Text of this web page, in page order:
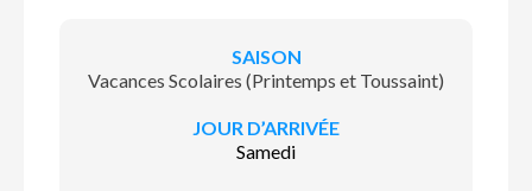
Vacances Scolaires (Printemps et Toussaint)
Samedi